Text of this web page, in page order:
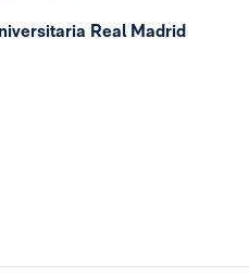
Real Madrid